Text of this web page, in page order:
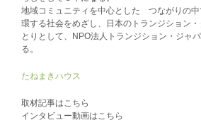
地域コミュニティを中心とした つながりの
環する社会をめざし、日本のトランジション
とりとして、NPO法人トランジション・ジャ
る。
たねまきハウス
取材記事はこちら
インタビュー動画はこちら